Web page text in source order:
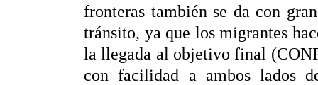
fronteras también se da con
tránsito, ya que los migrantes
la llegada al objetivo final
con facilidad a ambos lados